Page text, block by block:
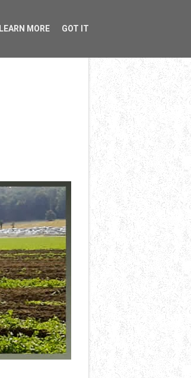
LEARN MORE GOT IT